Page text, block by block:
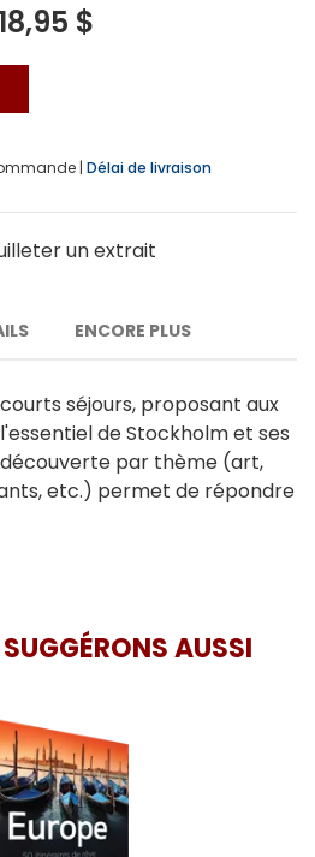
$
| Délai de livraison
un extrait
ENCORE PLUS
séjours, proposant aux
de Stockholm et ses
par thème (art,
etc.) permet de répondre
AUSSI